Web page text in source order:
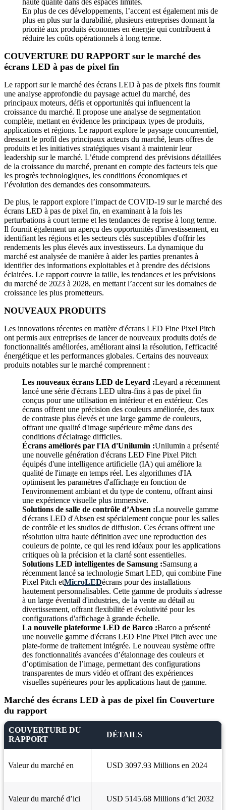
haute qualité dans des espaces limités.
En plus de ces développements, l’accent est également mis de
plus en plus sur la durabilité, plusieurs entreprises donnant la
priorité aux produits économes en énergie qui contribuent à
réduire les coûts opérationnels à long terme.
COUVERTURE DU RAPPORT sur le marché des
écrans LED à pas de pixel fin
Le rapport sur le marché des écrans LED à pas de pixels fins fournit
une analyse approfondie du paysage actuel du marché, des
principaux moteurs, défis et opportunités qui influencent la
croissance du marché. Il propose une analyse de segmentation
complète, mettant en évidence les principaux types de produits,
applications et régions. Le rapport explore le paysage concurrentiel,
dressant le profil des principaux acteurs du marché, leurs offres de
produits et les initiatives stratégiques visant à maintenir leur
leadership sur le marché. L’étude comprend des prévisions détaillées
de la croissance du marché, prenant en compte des facteurs tels que
les progrès technologiques, les conditions économiques et
l’évolution des demandes des consommateurs.
De plus, le rapport explore l’impact de COVID-19 sur le marché des
écrans LED à pas de pixel fin, en examinant à la fois les
perturbations à court terme et les tendances de reprise à long terme.
Il fournit également un aperçu des opportunités d'investissement, en
identifiant les régions et les secteurs clés susceptibles d'offrir les
rendements les plus élevés aux investisseurs. La dynamique du
marché est analysée de manière à aider les parties prenantes à
identifier des informations exploitables et à prendre des décisions
éclairées. Le rapport couvre la taille, les tendances et les prévisions
du marché de 2023 à 2028, en mettant l’accent sur les domaines de
croissance les plus prometteurs.
NOUVEAUX PRODUITS
Les innovations récentes en matière d'écrans LED Fine Pixel Pitch
ont permis aux entreprises de lancer de nouveaux produits dotés de
fonctionnalités améliorées, améliorant ainsi la résolution, l'efficacité
énergétique et les performances globales. Certains des nouveaux
produits notables sur le marché comprennent :
Les nouveaux écrans LED de Leyard :Leyard a récemment
lancé une série d'écrans LED ultra-fins à pas de pixel fin
conçus pour une utilisation en intérieur et en extérieur. Ces
écrans offrent une précision des couleurs améliorée, des taux
de contraste plus élevés et une large gamme de couleurs,
offrant une qualité d'image supérieure même dans des
conditions d'éclairage difficiles.
Écrans améliorés par l'IA d'Unilumin :Unilumin a présenté
une nouvelle génération d'écrans LED Fine Pixel Pitch
équipés d'une intelligence artificielle (IA) qui améliore la
qualité de l'image en temps réel. Les algorithmes d'IA
optimisent les paramètres d'affichage en fonction de
l'environnement ambiant et du type de contenu, offrant ainsi
une expérience visuelle plus immersive.
Solutions de salle de contrôle d’Absen :La nouvelle gamme
d'écrans LED d'Absen est spécialement conçue pour les salles
de contrôle et les studios de diffusion. Ces écrans offrent une
résolution ultra haute définition avec une reproduction des
couleurs de pointe, ce qui les rend idéaux pour les applications
critiques où la précision et la clarté sont essentielles.
Solutions LED intelligentes de Samsung :Samsung a
récemment lancé sa technologie Smart LED, qui combine Fine
Pixel Pitch etMicroLEDécrans pour des installations
hautement personnalisables. Cette gamme de produits s'adresse
à un large éventail d'industries, de la vente au détail au
divertissement, offrant flexibilité et évolutivité pour les
configurations d'affichage à grande échelle.
La nouvelle plateforme LED de Barco :Barco a présenté
une nouvelle gamme d'écrans LED Fine Pixel Pitch avec une
plate-forme de traitement intégrée. Le nouveau système offre
des fonctionnalités avancées d’étalonnage des couleurs et
d’optimisation de l’image, permettant des configurations
transparentes de murs vidéo et offrant des expériences
visuelles supérieures pour les applications haut de gamme.
Marché des écrans LED à pas de pixel fin Couverture
du rapport
COUVERTURE DU
RAPPORT
DÉTAILS
Valeur du marché en USD 3097.93 Millions en 2024
Valeur du marché d’ici USD 5145.68 Millions d’ici 2032